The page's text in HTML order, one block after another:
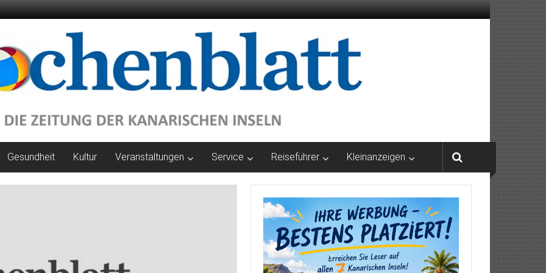
Gesundheit Kultur Veranstaltungen Service Reiseführer Kleinanzeigen